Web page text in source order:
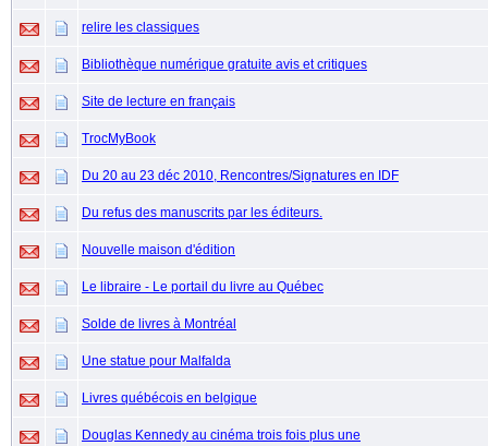
relire les classiques
Bibliothèque numérique gratuite avis et critiques
Site de lecture en français
TrocMyBook
Du 20 au 23 déc 2010, Rencontres/Signatures en IDF
Du refus des manuscrits par les éditeurs.
Nouvelle maison d'édition
Le libraire - Le portail du livre au Québec
Solde de livres à Montréal
Une statue pour Malfalda
Livres québécois en belgique
Douglas Kennedy au cinéma trois fois plus une